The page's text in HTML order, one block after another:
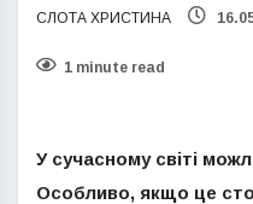
СЛОТА ХРИСТИНА
1 minute read
У сучасному світі
Особливо, якщо це